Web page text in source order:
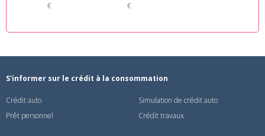
€
€
S'informer sur le crédit à la consommation
Crédit auto
Simulation de crédit auto
Prêt personnel
Crédit travaux